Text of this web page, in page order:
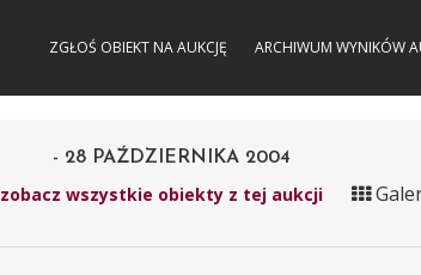
ZGŁOŚ OBIEKT NA AUKCJĘ ARCHIWUM WYNIKÓW
- 28 PAŹDZIERNIKA 2004
zobacz wszystkie obiekty z tej aukcji